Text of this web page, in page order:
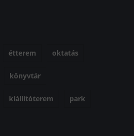
étterem oktatás
könyvtár
kiállítóterem park